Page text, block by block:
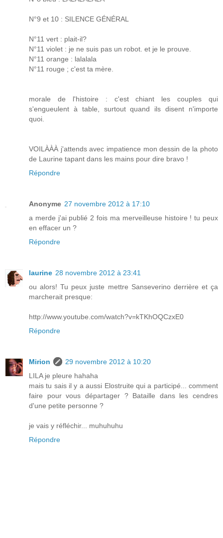
N°9 et 10 : SILENCE GÉNÉRAL
N°11 vert : plait-il?
N°11 violet : je ne suis pas un robot. et je le prouve.
N°11 orange : lalalala
N°11 rouge ; c'est ta mère.
morale de l'histoire : c'est chiant les couples qui
s'engueulent à table, surtout quand ils disent n'importe
quoi.
VOILÀÀÀ j'attends avec impatience mon dessin de la photo
de Laurine tapant dans les mains pour dire bravo !
Répondre
Anonyme 27 novembre 2012 à 17:10
a merde j'ai publié 2 fois ma merveilleuse histoire ! tu peux
en effacer un ?
Répondre
laurine 28 novembre 2012 à 23:41
ou alors! Tu peux juste mettre Sanseverino derrière et ça
marcherait presque:
http://www.youtube.com/watch?v=kTKhOQCzxE0
Répondre
Mirion
29 novembre 2012 à 10:20
LILA je pleure hahaha
mais tu sais il y a aussi Elostruite qui a participé... comment
faire pour vous départager ? Bataille dans les cendres
d'une petite personne ?
je vais y réfléchir... muhuhuhu
Répondre